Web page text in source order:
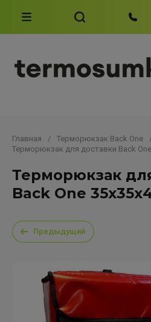
Главная / Терморюкзак Back One
Терморюкзак для доставки Back
Терморюкзак
Back One
Предыдущий